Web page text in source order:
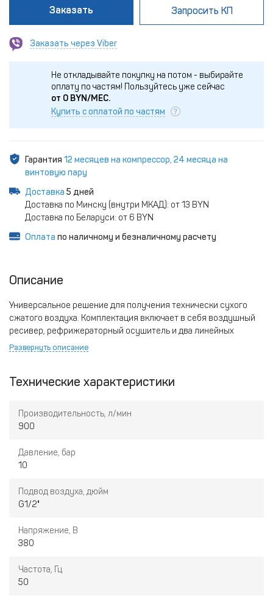
Заказать Запросить КП
Заказать через Viber
Не откладывайте покупку на потом - выбирайте
оплату по частям! Пользуйтесь уже сейчас
от 0 BYN/МЕС.
Купить с оплатой по частям
Гарантия 12 месяцев на компрессор, 24 месяца на
винтовую пару
Доставка 5 дней
Доставка по Минску (внутри МКАД): от 13 BYN
Доставка по Беларуси: от 6 BYN
Оплата по наличному и безналичному расчету
Описание
Универсальное решение для получения технически сухого
сжатого воздуха. Комплектация включает в себя воздушный
ресивер, рефрижераторный осушитель и два линейных
фильтра.
• Электрический блок управления.
• Трансмиссионные ремни.
• Электрический вентилятор.
• Рефрижераторный осушитель.
• Линейные фильтры предварительной и тонкой очистки.
Развернуть описание
Технические характеристики
Производительность, л/мин
900
Давление, бар
10
Подвод воздуха, дюйм
G1/2"
Напряжение, В
380
Частота, Гц
50